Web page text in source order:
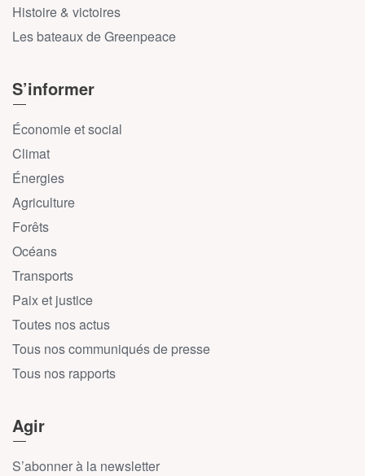
Histoire & victoires
Les bateaux de Greenpeace
S’informer
Économie et social
Climat
Énergies
Agriculture
Forêts
Océans
Transports
Paix et justice
Toutes nos actus
Tous nos communiqués de presse
Tous nos rapports
Agir
S’abonner à la newsletter